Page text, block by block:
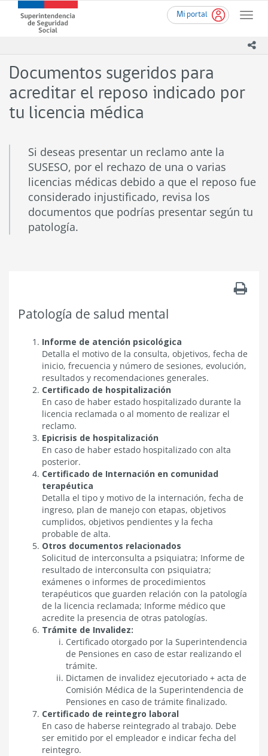
contenido
Mi portal
Toggle
Superintendencia
de
-
Gobierno
de
Chile
Documentos sugeridos para
acreditar el reposo indicado por
tu licencia médica
Si deseas presentar un reclamo ante la
SUSESO, por el rechazo de una o varias
licencias médicas debido a que el reposo fue
considerado injustificado, revisa los
documentos que podrías presentar según tu
patología.
Patología de salud mental
Informe de atención psicológica
Detalla el motivo de la consulta, objetivos, fecha de
inicio, frecuencia y número de sesiones, evolución,
resultados y recomendaciones generales.
Certificado de hospitalización
En caso de haber estado hospitalizado durante la
licencia reclamada o al momento de realizar el
reclamo.
Epicrisis de hospitalización
En caso de haber estado hospitalizado con alta
posterior.
Certificado de Internación en comunidad
terapéutica
Detalla el tipo y motivo de la internación, fecha de
ingreso, plan de manejo con etapas, objetivos
cumplidos, objetivos pendientes y la fecha
probable de alta.
Otros documentos relacionados
Solicitud de interconsulta a psiquiatra; Informe de
resultado de interconsulta con psiquiatra;
exámenes o informes de procedimientos
terapéuticos que guarden relación con la patología
de la licencia reclamada; Informe médico que
acredite la presencia de otras patologías.
Trámite de Invalidez:
Certificado otorgado por la Superintendencia
de Pensiones en caso de estar realizando el
trámite.
Dictamen de invalidez ejecutoriado + acta de
Comisión Médica de la Superintendencia de
Pensiones en caso de trámite finalizado.
Certificado de reintegro laboral
En caso de haberse reintegrado al trabajo. Debe
ser emitido por el empleador e indicar fecha del
reintegro.